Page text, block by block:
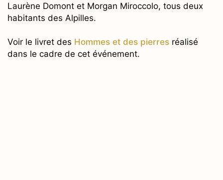
Laurène Domont et Morgan Miroccolo, tous deux
habitants des Alpilles.
Voir le livret des Hommes et des pierres réalisé
dans le cadre de cet événement.